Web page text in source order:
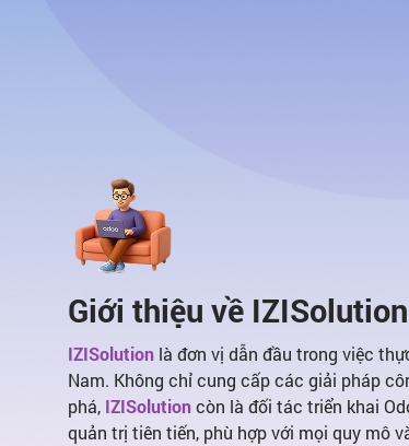
Giới thiệu về IZISolution
IZISolution là đơn vị dẫn đầu trong việc
Nam. Không chỉ cung cấp các giải pháp
phá, IZISolutioncòn là đối tác triển khai
quản trị tiên tiến, phù hợp với mọi quy mô